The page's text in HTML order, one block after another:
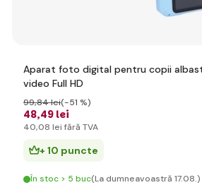
Aparat foto digital pentru copii
video Full HD
48,49 lei
99,84 lei(-51 %)
40,08 lei fără TVA
+ 10 puncte
În stoc > 5 buc(La dumneavoastră 17.08.)